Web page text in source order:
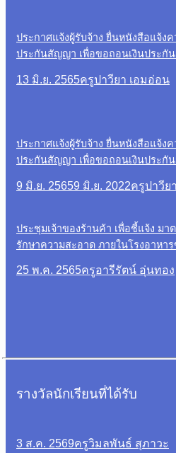
ประกาศแจ้งผู้รับจ้าง ยื่นหนังสือแจ้ง
ประกันสัญญา เพื่อขอถอนเงินประกั
13 มิ.ย. 2565ครูปาวียา เอมอ่อน
ประกาศแจ้งผู้รับจ้าง ยื่นหนังสือแจ้ง
ประกันสัญญา เพื่อขอถอนเงินประกั
9 มิ.ย. 25659 มิ.ย. 2022ครูปาวีย
ประชุมเจ้าของร้านค้า เพื่อชี้แจ้ง ม
รักษาความสะอาด ภายในโรงอาหาร
25 พ.ค. 2565ครูอารีรัตน์ อุ่นทอง
รางวัลนักเรียนที่ได้รับ
3 ส.ค. 2569ครูวิมลพันธ์ สุภาวะ